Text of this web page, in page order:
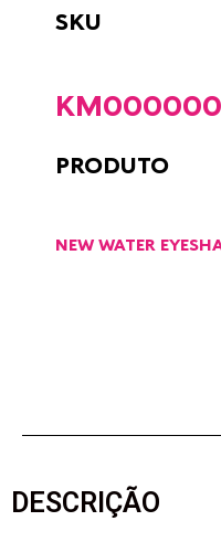
SKU
PRODUTO
NEW WATER
DESCRIÇÃO